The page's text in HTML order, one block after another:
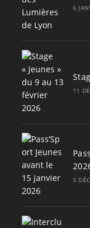
6
11
5